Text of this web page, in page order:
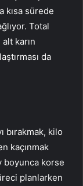
kısa sürede
Total
karın
da
bırakmak, kilo
kaçınmak
boyunca korse
planlarken